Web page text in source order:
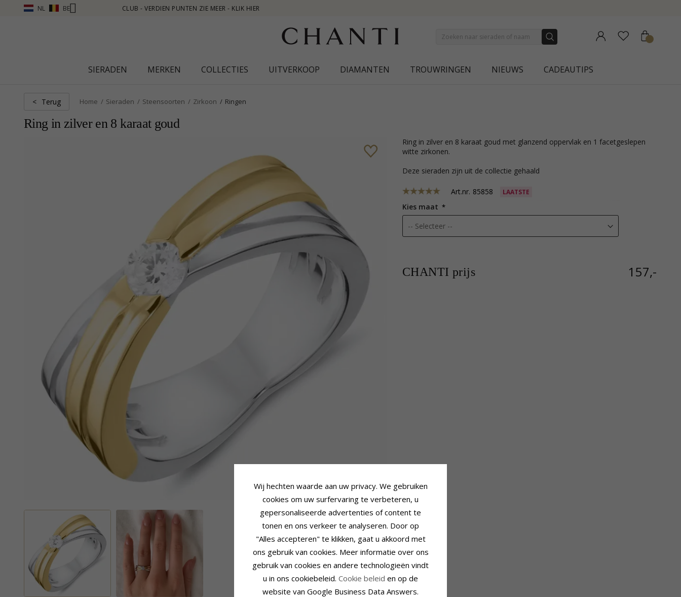
NL BE
MEER - KLIK HIER
SIERADEN MERKEN COLLECTIES UITVERKOOP DIAMANTEN TROUWRINGEN NIEUWS CADEAUTIPS
< Terug Home Sieraden Steensoorten Zirkoon Ringen
Ring in zilver en 8 karaat goud
ring in zilver en 8 karaat goud met glanzend oppervlak en 1 facetgeslepen
witte zirkonen.
Deze sieraden zijn uit de collectie gehaald
Art.nr. 85858 LAATSTE
Kies maat
CHANTI prijs 157,-
Wij hechten waarde aan uw privacy. We gebruiken
cookies om uw surfervaring te verbeteren, u
gepersonaliseerde advertenties of content te
tonen en ons verkeer te analyseren. Door op
"Alles accepteren" te klikken, gaat u akkoord met
ons gebruik van cookies. Meer informatie over ons
gebruik van cookies en andere technologieën vindt
u in ons cookiebeleid. Cookie beleid en op de
website van Google Business Data Answers.